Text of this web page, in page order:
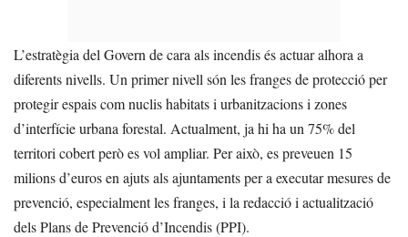
L’estratègia del Govern de cara als incendis és actuar alhora a
diferents nivells. Un primer nivell són les franges de protecció per
protegir espais com nuclis habitats i urbanitzacions i zones
d’interfície urbana forestal. Actualment, ja hi ha un 75% del
territori cobert però es vol ampliar. Per això, es preveuen 15
milions d’euros en ajuts als ajuntaments per a executar mesures de
prevenció, especialment les franges, i la redacció i actualització
dels Plans de Prevenció d’Incendis (PPI).